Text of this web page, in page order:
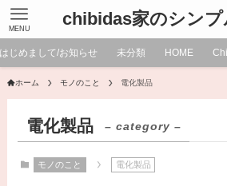
chibidas家のシンプ
MENU
はじめまして/お知らせ 未分類 HOME
ホーム モノのこと 電化製品
電化製品 – category –
モノのこと 電化製品